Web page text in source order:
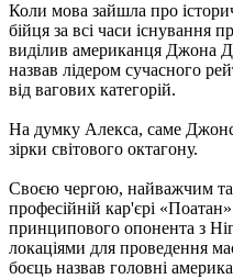
Коли мова зайшла про
бійця за всі часи існування
виділив американця Джона
назвав лідером сучасного
від вагових категорій.
На думку Алекса, саме Джонс
зірки світового октагону.
Своєю чергою, найважчим
професійній кар'єрі
принципового опонента з
локаціями для проведення
боєць назвав головні